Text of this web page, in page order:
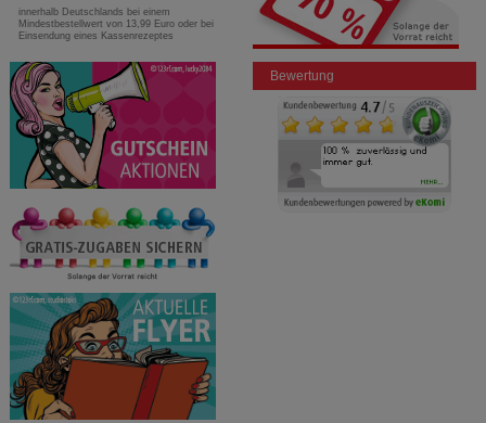
innerhalb Deutschlands bei einem
Mindestbestellwert von 13,99 Euro oder bei
Einsendung eines Kassenrezeptes
Bewertung